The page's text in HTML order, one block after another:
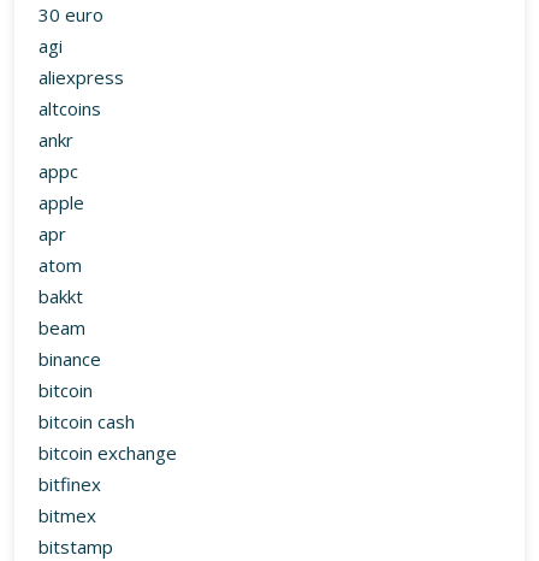
30 euro
agi
aliexpress
altcoins
ankr
appc
apple
apr
atom
bakkt
beam
binance
bitcoin
bitcoin cash
bitcoin exchange
bitfinex
bitmex
bitstamp